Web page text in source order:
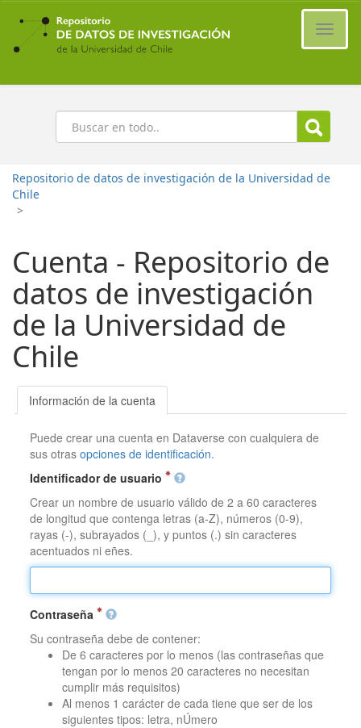
Ir
contenido
principal
Buscar
Repositorio de datos de investigación de la Universidad de
Chile
>
Cuenta - Repositorio de
datos de investigación
de la Universidad de
Chile
Información de la cuenta
Puede crear una cuenta en Dataverse con cualquiera de
sus otrasopciones de identificación.
Identificador de usuario
Crear un nombre de usuario válido de 2 a 60 caracteres
de longitud que contenga letras (a-Z), números (0-9),
rayas (-), subrayados (_), y puntos (.) sin caracteres
acentuados ni eñes.
Contraseña
Su contraseña debe de contener:
De 6 caracteres por lo menos (las contraseñas que
tengan por lo menos 20 caracteres no necesitan
cumplir más requisitos)
Al menos 1 carácter de cada tiene que ser de los
siguientes tipos: letra, nÚmero